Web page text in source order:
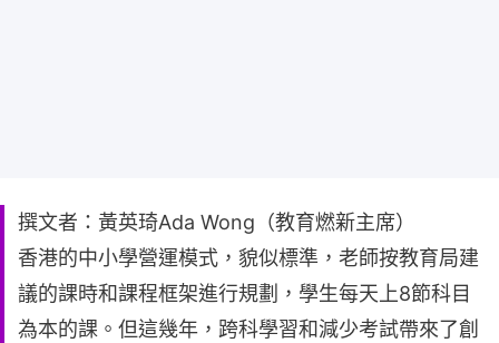
撰文者：黃英琦Ada Wong（教育燃新主席）
香港的中小學營運模式，貌似標準，老師按教育局建
議的課時和課程框架進行規劃，學生每天上8節科目
為本的課。但這幾年，跨科學習和減少考試帶來了創